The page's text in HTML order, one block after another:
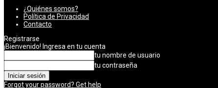
¿Quiénes somos?
Política de Privacidad
Contacto
Registrarse
¡Bienvenido! Ingresa en tu cuenta
tu nombre de usuario
tu contraseña
Forgot your password? Get help